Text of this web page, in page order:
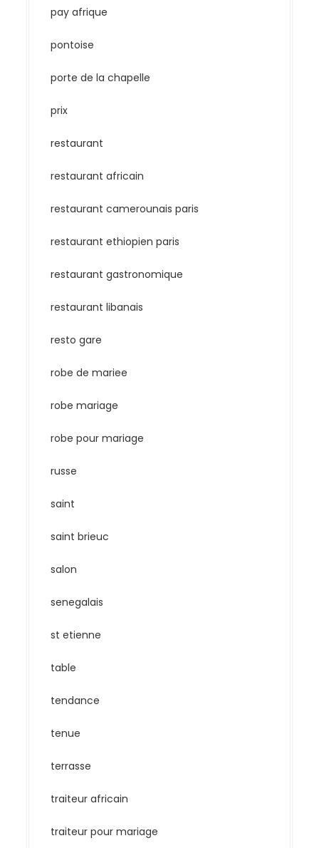
pay afrique
pontoise
porte de la chapelle
prix
restaurant
restaurant africain
restaurant camerounais paris
restaurant ethiopien paris
restaurant gastronomique
restaurant libanais
resto gare
robe de mariee
robe mariage
robe pour mariage
russe
saint
saint brieuc
salon
senegalais
st etienne
table
tendance
tenue
terrasse
traiteur africain
traiteur pour mariage